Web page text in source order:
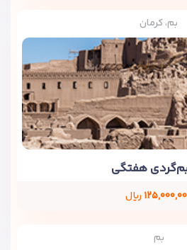
بم، کرمان
هفتگی
ریال
بم